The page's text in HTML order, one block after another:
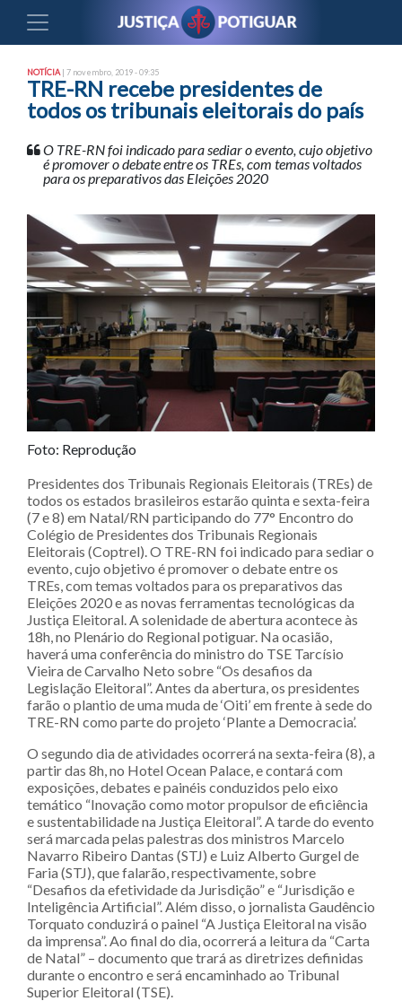
NOTÍCIA | 7 novembro, 2019 - 09:35
TRE-RN recebe presidentes de
todos os tribunais eleitorais do país
O TRE-RN foi indicado para sediar o evento, cujo objetivo
é promover o debate entre os TREs, com temas voltados
para os preparativos das Eleições 2020
Foto: Reprodução
Presidentes dos Tribunais Regionais Eleitorais (TREs) de
todos os estados brasileiros estarão quinta e sexta-feira
(7 e 8) em Natal/RN participando do 77° Encontro do
Colégio de Presidentes dos Tribunais Regionais
Eleitorais (Coptrel). O TRE-RN foi indicado para sediar o
evento, cujo objetivo é promover o debate entre os
TREs, com temas voltados para os preparativos das
Eleições 2020 e as novas ferramentas tecnológicas da
Justiça Eleitoral. A solenidade de abertura acontece às
18h, no Plenário do Regional potiguar. Na ocasião,
haverá uma conferência do ministro do TSE Tarcísio
Vieira de Carvalho Neto sobre “Os desafios da
Legislação Eleitoral”. Antes da abertura, os presidentes
farão o plantio de uma muda de ‘Oiti’ em frente à sede do
TRE-RN como parte do projeto ‘Plante a Democracia’.
O segundo dia de atividades ocorrerá na sexta-feira (8), a
partir das 8h, no Hotel Ocean Palace, e contará com
exposições, debates e painéis conduzidos pelo eixo
temático “Inovação como motor propulsor de eficiência
e sustentabilidade na Justiça Eleitoral”. A tarde do evento
será marcada pelas palestras dos ministros Marcelo
Navarro Ribeiro Dantas (STJ) e Luiz Alberto Gurgel de
Faria (STJ), que falarão, respectivamente, sobre
“Desafios da efetividade da Jurisdição” e “Jurisdição e
Inteligência Artificial”. Além disso, o jornalista Gaudêncio
Torquato conduzirá o painel “A Justiça Eleitoral na visão
da imprensa”. Ao final do dia, ocorrerá a leitura da “Carta
de Natal” – documento que trará as diretrizes definidas
durante o encontro e será encaminhado ao Tribunal
Superior Eleitoral (TSE).